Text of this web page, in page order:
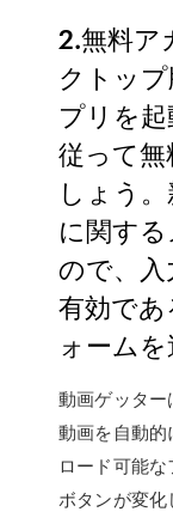
2.無料ア
クトッ
プリを
従って
しょう
に関す
ので、
有効で
ォーム
動画ゲッター
動画を自動的
ロード可能
ボタンが変化